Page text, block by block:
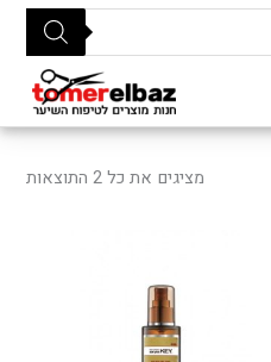
מציגים את כל ⁦2⁩ התוצאות לפי